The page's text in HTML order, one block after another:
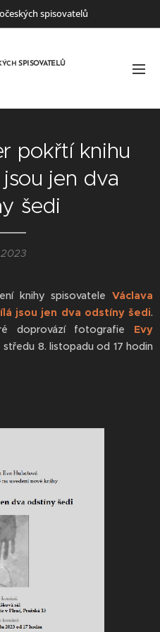
spisovatelů
SPISOVATELŮ
pokřtí knihu
jen dva
šedi
knihy spisovatele Václava
jsou jen dva odstíny šedi.
doprovází fotografie Evy
8. listopadu od 17 hodin